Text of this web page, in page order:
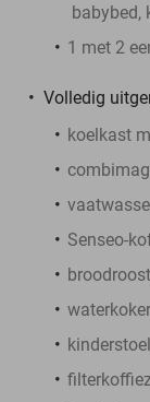
babybed,
1 met 2
Volledig
koelkast
Senseo-
waterkoker
kinderstoel